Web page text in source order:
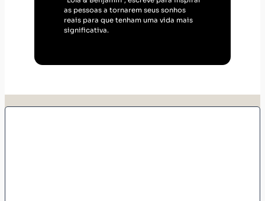
as pessoas a tornarem seus sonhos
reais para que tenham uma vida mais
significativa.